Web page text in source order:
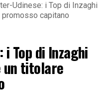
Udinese: i Top di Inzaghi
capitano
Top di Inzaghi
un titolare